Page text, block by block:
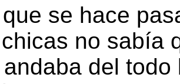
se hace
no sabía
del